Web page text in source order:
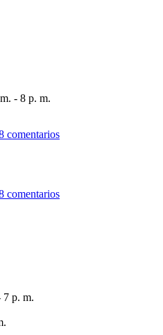
- 8 p. m.
comentarios
comentarios
7 p. m.